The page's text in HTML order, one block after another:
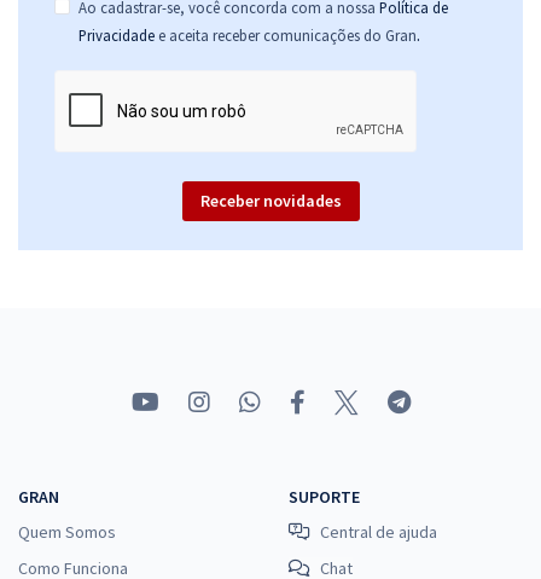
Ao cadastrar-se, você concorda com a nossa Política de
Privacidade e aceita receber comunicações do Gran.
Receber novidades
GRAN
Quem Somos
Como Funciona
SUPORTE
Central de ajuda
Chat